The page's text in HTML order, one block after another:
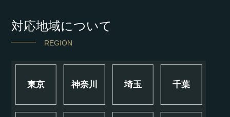
対応地域について
REGION
東京 神奈川 埼玉 千葉